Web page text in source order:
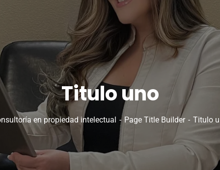
Titulo uno
en propiedad intelectual Page Title Builder Titulo